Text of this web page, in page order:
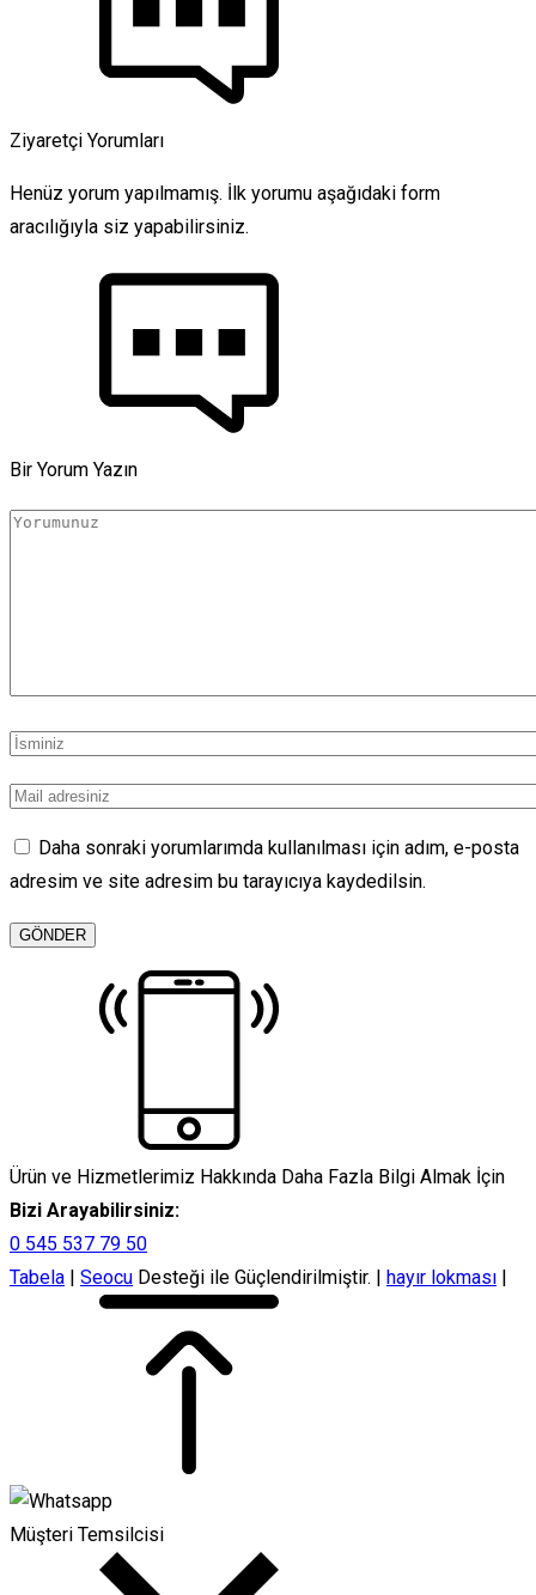
Ziyaretçi Yorumları
Henüz yorum yapılmamış. İlk yorumu aşağıdaki form
aracılığıyla siz yapabilirsiniz.
Bir Yorum Yazın
Daha sonraki yorumlarımda kullanılması için adım, e-posta
adresim ve site adresim bu tarayıcıya kaydedilsin.
Ürün ve Hizmetlerimiz Hakkında Daha Fazla Bilgi Almak İçin
Bizi Arayabilirsiniz:
0 545 537 79 50
Tabela | Seocu Desteği ile Güçlendirilmiştir. | hayır lokması |
Müşteri Temsilcisi